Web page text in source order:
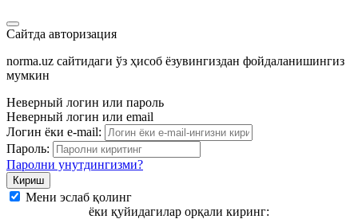
Сайтда авторизация
norma.uz сайтидаги ўз ҳисоб ёзувингиздан фойдаланишингиз
мумкин
Неверный логин или пароль
Неверный логин или email
Логин ёки e-mail:
Пароль:
Паролни унутдингизми?
Мени эслаб қолинг
ёки қуйидагилар орқали киринг: